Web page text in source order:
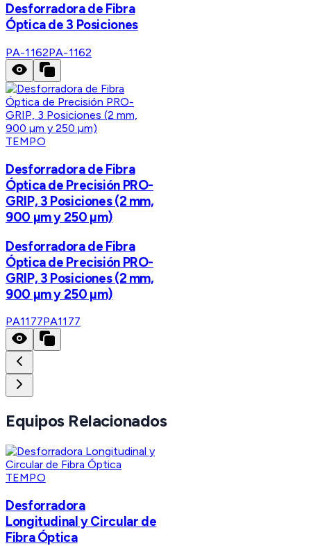
Desforradora de Fibra
Óptica de 3 Posiciones
PA-1162PA-1162
TEMPO
Desforradora de Fibra
Óptica de Precisión PRO-
GRIP, 3 Posiciones (2 mm,
900 µm y 250 µm)
Desforradora de Fibra
Óptica de Precisión PRO-
GRIP, 3 Posiciones (2 mm,
900 µm y 250 µm)
PA1177PA1177
Equipos Relacionados
TEMPO
Desforradora
Longitudinal y Circular de
Fibra Óptica